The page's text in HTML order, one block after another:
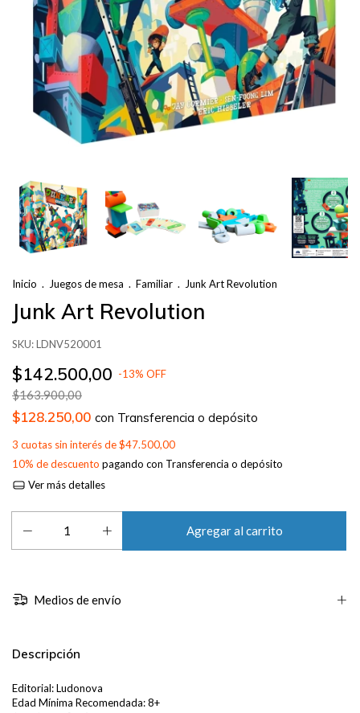
Inicio . Juegos de mesa . Familiar . Junk Art Revolution
Junk Art Revolution
SKU:LDNV520001
$142.500,00 -13% OFF
$163.900,00
$128.250,00 con Transferencia o depósito
3 cuotas sin interés de$47.500,00
10% de descuento pagando con Transferencia o depósito
Ver más detalles
Medios de envío
Descripción
Editorial: Ludonova
Edad Mínima Recomendada: 8+